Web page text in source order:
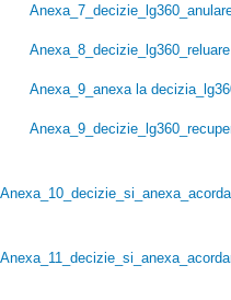
Anexa_8_decizie_lg360_reluare
Anexa_9_anexa la